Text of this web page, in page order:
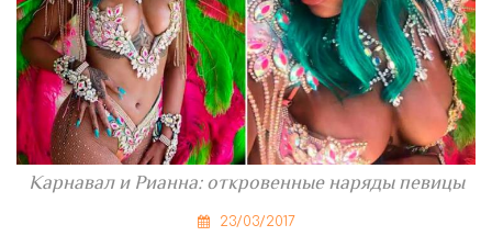
Карнавал и Рианна: откровенные наряды певицы
23/03/2017